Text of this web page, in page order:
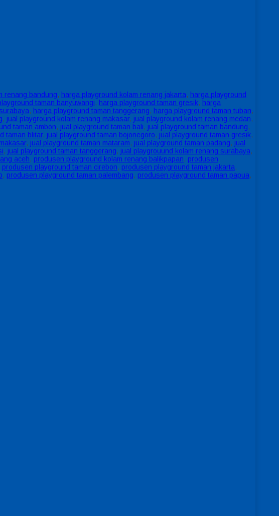
renang bandung, harga playground kolam renang jakarta, harga playground
taman banyuwangi, harga playground taman gresik, harga
, harga playground taman tanggerang, harga playground taman tuban,
, jual playground kolam renang makasar, jual playground kolam renang medan,
taman ambon, jual playground taman bali, jual playground taman bandung,
taman blitar, jual playground taman bojonegoro, jual playground taman gresik,
, jual playground taman mataram, jual playground taman padang, jual
, jual playground taman tanggerang, jual playgrouund kolam renang surabaya,
aceh, produsen playground kolam renang balikpapan, produsen
produsen playground taman cirebon, produsen playground taman jakarta,
, produsen playground taman palembang, produsen playground taman papua,